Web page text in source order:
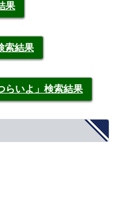
果
索結果
らいよ」検索結果